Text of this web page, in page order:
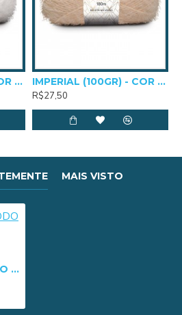
IMPERIAL (100GR) - COR 0010
IMPERIAL (100GR) - COR 0205
R$27,50
MAIS VISTO
NOVELO CISNE TODO DIA COLORS 100G 70305